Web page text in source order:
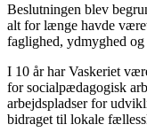
Beslutningen blev
alt for længe havde
faglighed, ydmyghed
I 10 år har Vaskeriet
for socialpædagogisk
arbejdspladser for
bidraget til lokale